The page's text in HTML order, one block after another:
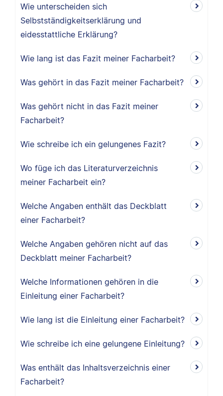
Wie unterscheiden sich
Selbstständigkeitserklärung und
eidesstattliche Erklärung?
Wie lang ist das Fazit meiner Facharbeit?
Was gehört in das Fazit meiner Facharbeit?
Was gehört nicht in das Fazit meiner
Facharbeit?
Wie schreibe ich ein gelungenes Fazit?
Wo füge ich das Literaturverzeichnis
meiner Facharbeit ein?
Welche Angaben enthält das Deckblatt
einer Facharbeit?
Welche Angaben gehören nicht auf das
Deckblatt meiner Facharbeit?
Welche Informationen gehören in die
Einleitung einer Facharbeit?
Wie lang ist die Einleitung einer Facharbeit?
Wie schreibe ich eine gelungene Einleitung?
Was enthält das Inhaltsverzeichnis einer
Facharbeit?